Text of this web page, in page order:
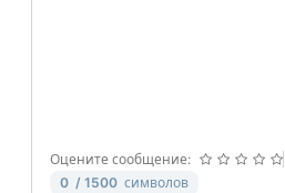
Оцените сообщение:
0 / 1500 символов